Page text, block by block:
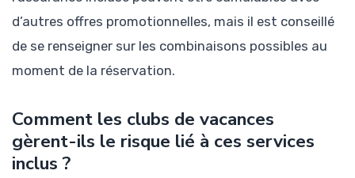
d’autres offres promotionnelles, mais il est conseillé
de se renseigner sur les combinaisons possibles au
moment de la réservation.
Comment les clubs de vacances
gèrent-ils le risque lié à ces services
inclus ?